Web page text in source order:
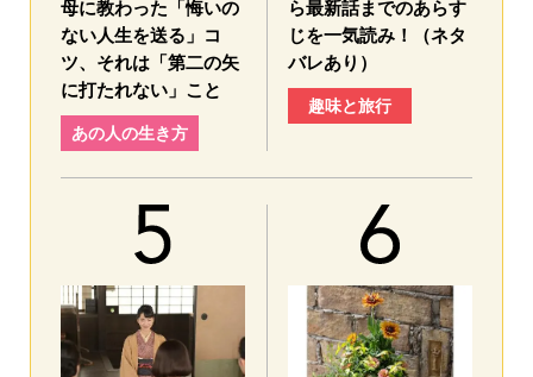
母に教わった「悔いの
ない人生を送る」コ
ツ、それは「第二の矢
に打たれない」こと
あの人の生き方
ら最新話までのあらす
じを一気読み！（ネタ
バレあり）
趣味と旅行